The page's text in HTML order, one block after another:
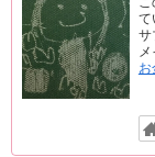
て
サ
お